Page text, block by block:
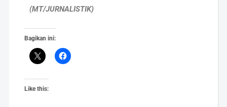
(MT/JURNALISTIK)
Bagikan ini:
Like this: